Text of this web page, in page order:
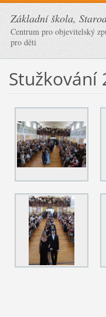
Základní škola,
Centrum pro objevitelský
pro děti
Stužkování